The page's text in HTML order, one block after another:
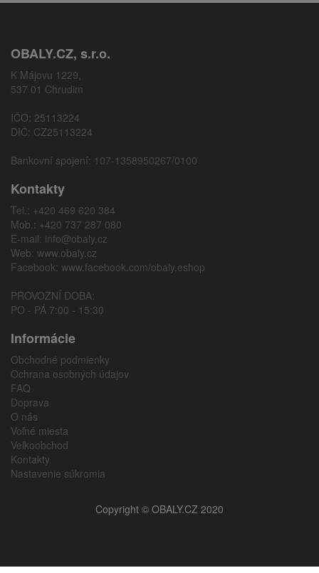
OBALY.CZ, s.r.o.
K Májovu 1229,
537 01 Chrudim
IČO: 25113224
DIČ: CZ25113224
Bankovní spojení: 107-1358950267/0100
Kontakty
Tel.: +420 469 620 384
Mob.: +420 737 287 080
E-mail: info@obaly.cz
Web: www.obaly.cz
Facebook: www.facebook.com/obaly.eshop
PROVOZNÍ DOBA:
PO - PÁ 7:00 - 15:30
Informácie
Obchodné podmienky
Ochrana osobných údajov
FAQ
Doprava
O nás
Voľné miesta
Veľkoobchod
Kontakty
Nastavenie súkromia
Copyright © OBALY.CZ 2020